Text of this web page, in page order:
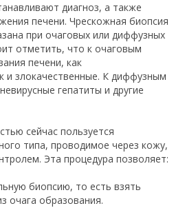
диагноз, а также
печени. Чрескожная биопсия
при очаговых или диффузных
отметить, что к очаговым
печени, как
и злокачественные. К диффузным
гепатиты и другие
сейчас пользуется
типа, проводимое через кожу,
Эта процедура позволяет:
биопсию, то есть взять
очага образования.